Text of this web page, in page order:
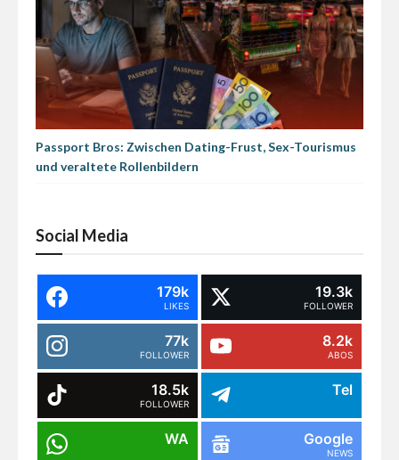
Passport Bros: Zwischen Dating-Frust, Sex-Tourismus
und veraltete Rollenbildern
Social Media
179k
LIKES
19.3k
FOLLOWER
77k
FOLLOWER
8.2k
ABOS
18.5k
FOLLOWER
Tel
WA Google
NEWS